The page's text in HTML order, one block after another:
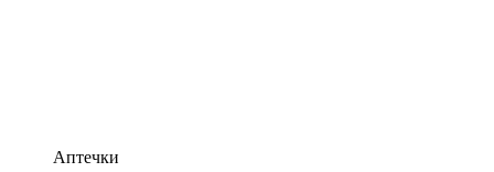
Аптечки